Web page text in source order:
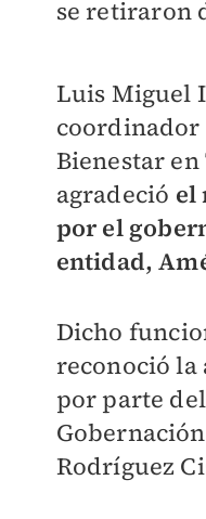
se retiraron
Luis Miguel
coordinador
Bienestar
agradeció el
por el
entidad,
Dicho
reconoció
por parte
Rodríguez